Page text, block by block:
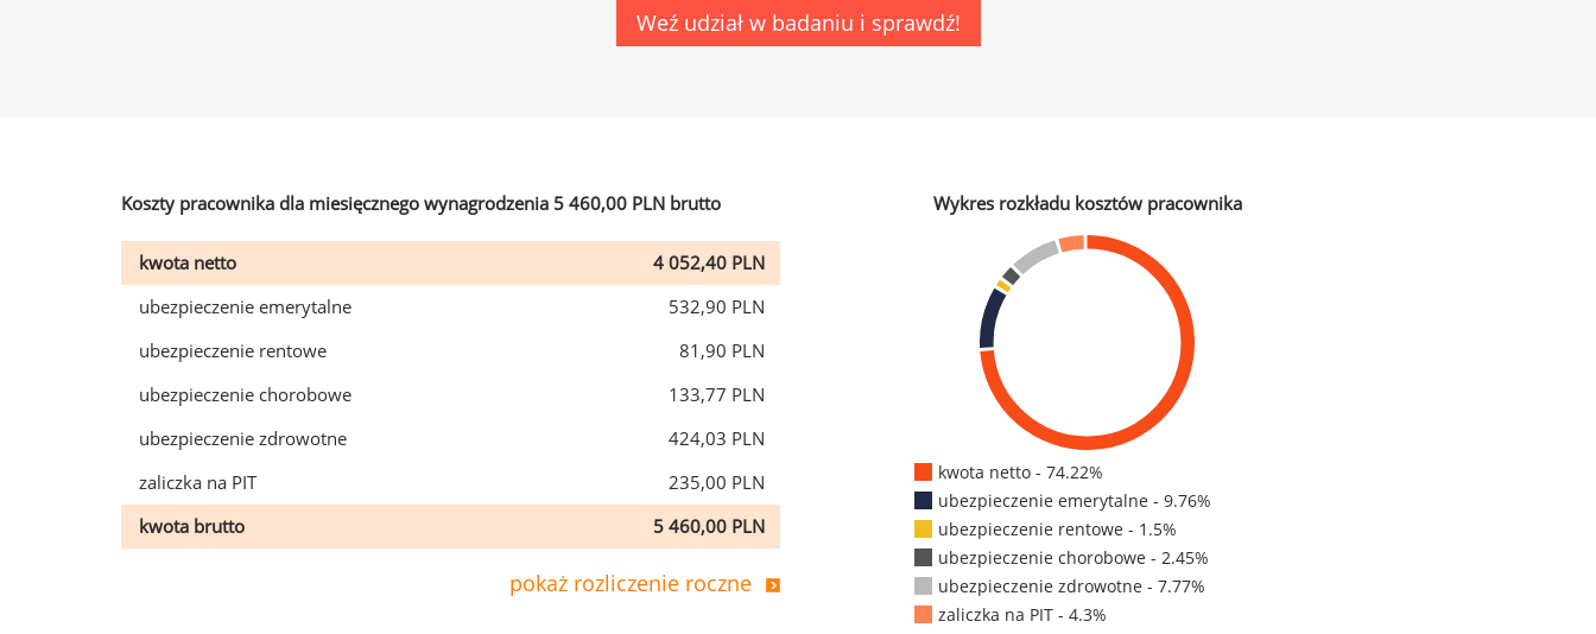
Weź udział w badaniu i sprawdź!
Koszty pracownika dla miesięcznego wynagrodzenia 5 460,00 PLN brutto
kwota netto
4 052,40 PLN
ubezpieczenie emerytalne
532,90 PLN
ubezpieczenie rentowe
81,90 PLN
ubezpieczenie chorobowe
133,77 PLN
ubezpieczenie zdrowotne
424,03 PLN
zaliczka na PIT
235,00 PLN
kwota brutto
5 460,00 PLN
pokaż rozliczenie roczne
Wykres rozkładu kosztów pracownika
kwota netto - 74.22%
ubezpieczenie emerytalne - 9.76%
ubezpieczenie rentowe - 1.5%
ubezpieczenie chorobowe - 2.45%
ubezpieczenie zdrowotne - 7.77%
zaliczka na PIT - 4.3%